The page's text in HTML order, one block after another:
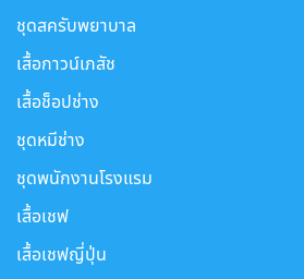
ชุดสครับพยาบาล
เสื้อกาวน์เภสัช
เสื้อช็อปช่าง
ชุดหมีช่าง
ชุดพนักงานโรงแรม
เสื้อเชฟ
เสื้อเชฟญี่ปุ่น